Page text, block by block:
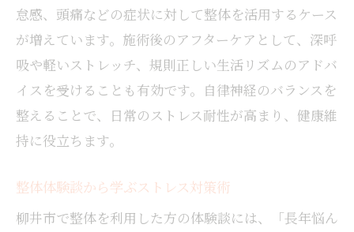
怠感、頭痛などの症状に対して整体を活用するケース
が増えています。施術後のアフターケアとして、深呼
吸や軽いストレッチ、規則正しい生活リズムのアドバ
イスを受けることも有効です。自律神経のバランスを
整えることで、日常のストレス耐性が高まり、健康維
持に役立ちます。
整体体験談から学ぶストレス対策術
柳井市で整体を利用した方の体験談には、「長年悩ん